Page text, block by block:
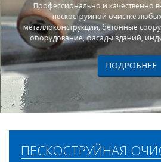
Профессионально и качественно
пескоструйной очистке
металлоконструкции, бетонные
оборудование, фасады зданий,
ПОДРОБНЕЕ
ПЕСКОСТРУЙНАЯ